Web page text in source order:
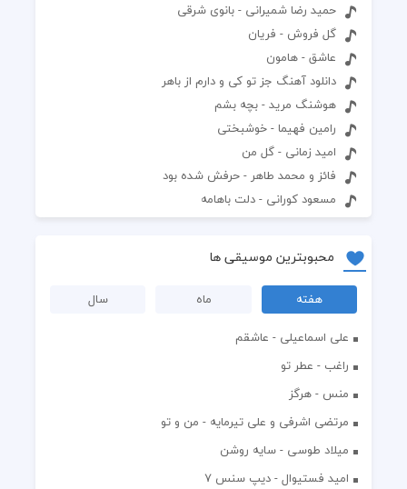
حمید رضا شمیرانی - بانوی شرقی
گل فروش - فریان
عاشق - هامون
دانلود آهنگ جز تو کی و دارم از باهر
هوشنگ مرید - بچه بشم
رامین فهیما - خوشبختی
امید زمانی - گل من
فائز و محمد طاهر - حرفش شده بود
مسعود کورانى - دلت باهامه
محبوبترین موسیقی ها
هفته ماه
سال
علی اسماعیلی - عاشقم
راغب - عطر تو
منس - هرگز
مرتضی اشرفی و علی تیرمایه - من و تو
میلاد طوسی - سایه روشن
اميد فستيوال - ديپ سنس ۷